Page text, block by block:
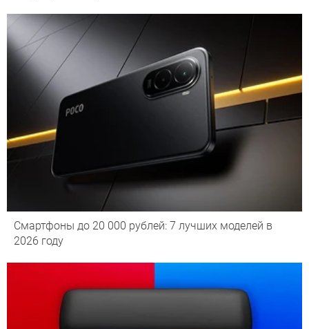
Смартфоны до 20 000 рублей: 7 лучших моделей в
2026 году